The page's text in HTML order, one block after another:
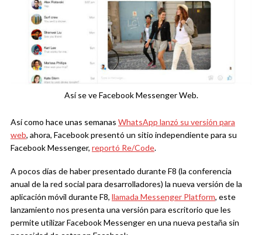
Así se ve Facebook Messenger Web.
Así como hace unas semanas WhatsApp lanzó su versión para
web, ahora, Facebook presentó un sitio independiente para su
Facebook Messenger, reportó Re/Code.
A pocos días de haber presentado durante F8 (la conferencia
anual de la red social para desarrolladores) la nueva versión de la
aplicación móvil durante F8, llamada Messenger Platform, este
lanzamiento nos presenta una versión para escritorio que les
permite utilizar Facebook Messenger en una nueva pestaña sin